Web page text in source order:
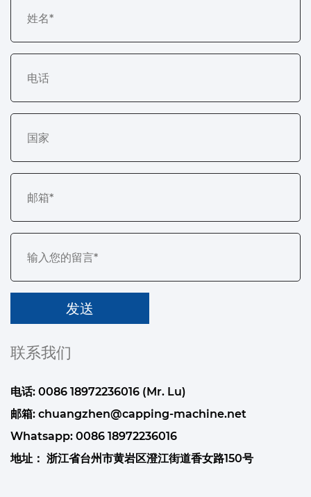
联系我们
电话: 0086 18972236016 (Mr. Lu)
邮箱: chuangzhen@capping-machine.net
Whatsapp: 0086 18972236016
地址： 浙江省台州市黄岩区澄江街道香女路150号